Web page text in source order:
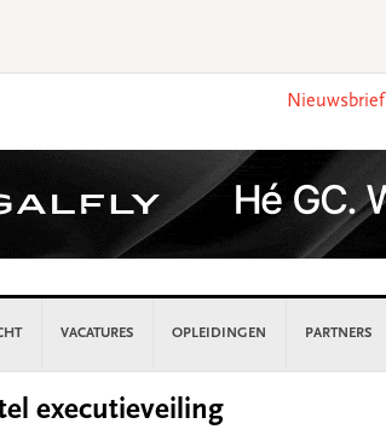
Nieuwsbrief
VACATURES OPLEIDINGEN PARTNERS
executieveiling